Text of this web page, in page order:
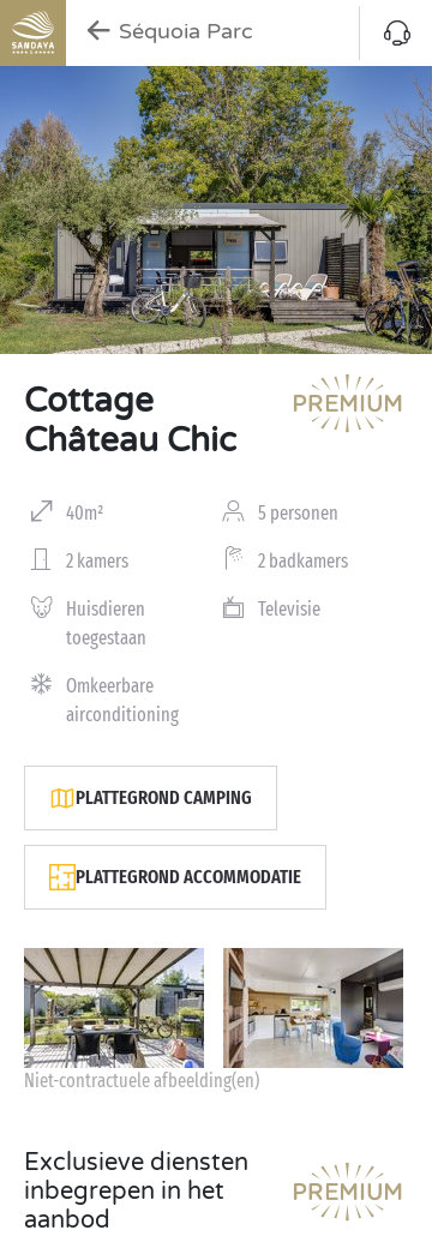
Séquoia Parc
Cottage
Château Chic
40m² 5 personen
2 kamers 2 badkamers
Huisdieren
toegestaan
Televisie
Omkeerbare
airconditioning
PLATTEGROND CAMPING
PLATTEGROND ACCOMMODATIE
Niet-contractuele afbeelding(en)
Exclusieve diensten
inbegrepen in het
aanbod